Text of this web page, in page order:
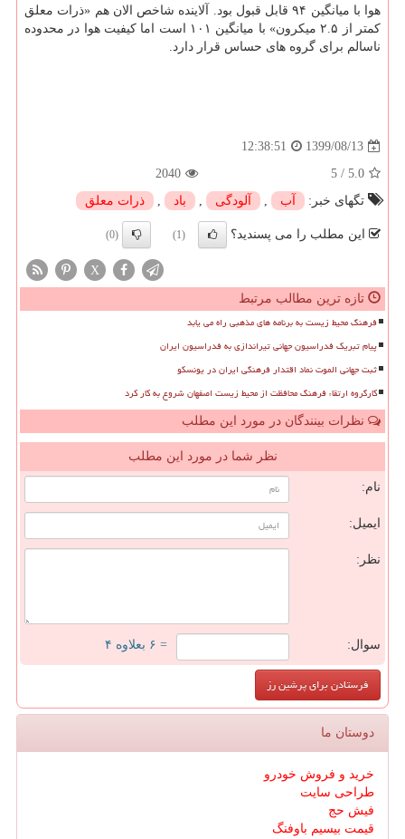
هوا با میانگین ۹۴ قابل قبول بود. آلاینده شاخص الان هم «ذرات معلق
کمتر از ۲.۵ میکرون» با میانگین ۱۰۱ است اما کیفیت هوا در محدوده
ناسالم برای گروه های حساس قرار دارد.
1399/08/13
12:38:51
5.0
/
5
2040
تگهای خبر:
آب , آلودگی , باد , ذرات معلق
این مطلب را می پسندید؟ (1)
(0)
X
تازه ترین مطالب مرتبط
فرهنگ محیط زیست به برنامه های مذهبی راه می یابد
پیام تبریک فدراسیون جهانی تیراندازی به فدراسیون ایران
ثبت جهانی الموت نماد اقتدار فرهنگی ایران در یونسکو
کارگروه ارتقاء فرهنگ محافظت از محیط زیست اصفهان شروع به کار کرد
نظرات بینندگان در مورد این مطلب
نظر شما در مورد این مطلب
نام:
ایمیل:
نظر:
سوال: = ۶ بعلاوه ۴
دوستان ما
خرید و فروش خودرو
طراحی سایت
فیش حج
قیمت بیسیم باوفنگ